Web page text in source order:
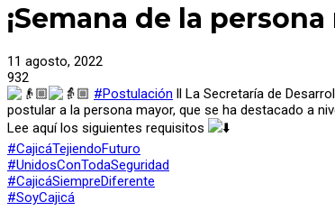
¡Semana de la
11 agosto, 2022
932
#Postulación ll La Secretaría de
postular a la persona mayor, que se ha destacado a
Lee aquí los siguientes requisitos
#CajicáTejiendoFuturo
#UnidosConTodaSeguridad
#CajicáSiempreDiferente
#SoyCajicá